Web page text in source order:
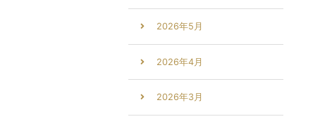
2026年5月
2026年4月
2026年3月